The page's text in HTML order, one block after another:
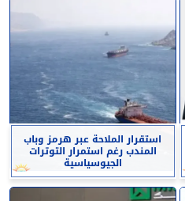
استقرار الملاحة عبر هرمز وباب
المندب رغم استمرار التوترات
الجيوسياسية